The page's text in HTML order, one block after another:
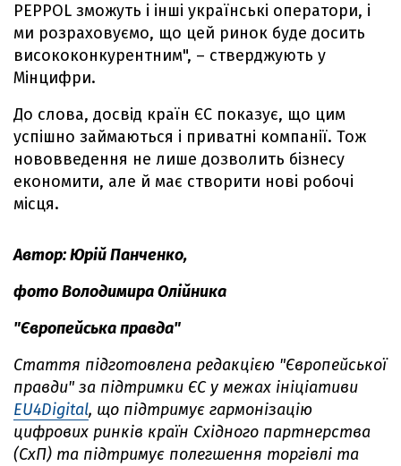
PEPPOL зможуть і інші українські оператори, і
ми розраховуємо, що цей ринок буде досить
висококонкурентним", – стверджують у
Мінцифри.
До слова, досвід країн ЄС показує, що цим
успішно займаються і приватні компанії. Тож
нововведення не лише дозволить бізнесу
економити, але й має створити нові робочі
місця.
Автор: Юрій Панченко,
фото Володимира Олійника
"Європейська правда"
Стаття підготовлена редакцією "Європейської
правди" за підтримки ЄС у межах ініціативи
EU4Digital, що підтримує гармонізацію
цифрових ринків країн Східного партнерства
(СхП) та підтримує полегшення торгівлі та